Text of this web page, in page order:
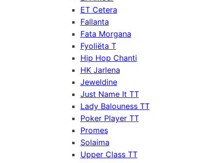
ET Cetera
Fallanta
Fata Morgana
Fyoliëta T
Hip Hop Chanti
HK Jarlena
Jeweldine
Just Name It TT
Lady Balouness TT
Poker Player TT
Promes
Solaima
Upper Class TT